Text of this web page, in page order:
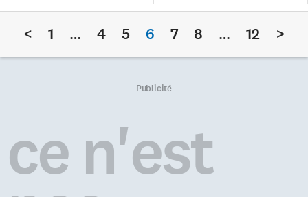
jadis utiles à la locomotion des
clarifier les liens entre les 32
000 espèces de poissons.
nous aide à comprendre les
règles de base de l’évolution
biologique», assure Richard
Cloutier, qui est paléontologue
recherches faites pour
artiste dans nos musées
canadiens sont restées vaines.
Pourtant, si l’on consulte
quinzaine entre 1945 et 2000. Et
de nos jours, les expositions se
poursuivent: […]
< 1 … 4 5 6 7 8 … 12 >
Publicité
ce n'est